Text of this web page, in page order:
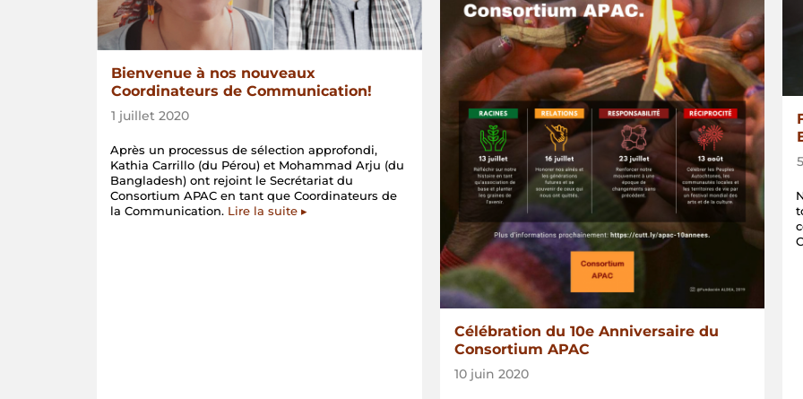
Bienvenue à nos nouveaux
Coordinateurs de Communication!
1 juillet 2020
Après un processus de sélection approfondi,
Kathia Carrillo (du Pérou) et Mohammad Arju (du
Bangladesh) ont rejoint le Secrétariat du
Consortium APAC en tant que Coordinateurs de
la Communication. Lire la suite ▸
Célébration du 10e Anniversaire du
Consortium APAC
10 juin 2020